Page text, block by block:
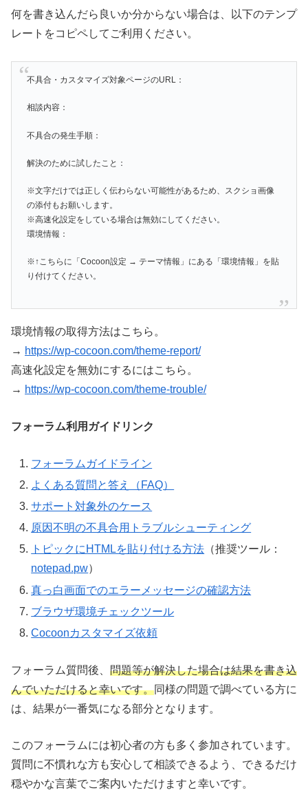
何を書き込んだら良いか分からない場合は、以下のテンプ
レートをコピペしてご利用ください。
不具合・カスタマイズ対象ページのURL：
相談内容：
不具合の発生手順：
解決のために試したこと：
※文字だけでは正しく伝わらない可能性があるため、スクショ画像
の添付もお願いします。
※高速化設定をしている場合は無効にしてください。
環境情報：
※↑こちらに「Cocoon設定 → テーマ情報」にある「環境情報」を貼
り付けてください。
環境情報の取得方法はこちら。
→ https://wp-cocoon.com/theme-report/
高速化設定を無効にするにはこちら。
→ https://wp-cocoon.com/theme-trouble/
フォーラム利用ガイドリンク
フォーラムガイドライン
よくある質問と答え（FAQ）
サポート対象外のケース
原因不明の不具合用トラブルシューティング
トピックにHTMLを貼り付ける方法 （推奨ツール：
notepad.pw）
真っ白画面でのエラーメッセージの確認方法
ブラウザ環境チェックツール
Cocoonカスタマイズ依頼
フォーラム質問後、 問題等が解決した場合は結果を書き込
んでいただけると幸いです。同様の問題で調べている方に
は、結果が一番気になる部分となります。
このフォーラムには初心者の方も多く参加されています。
質問に不慣れな方も安心して相談できるよう、できるだけ
穏やかな言葉でご案内いただけますと幸いです。